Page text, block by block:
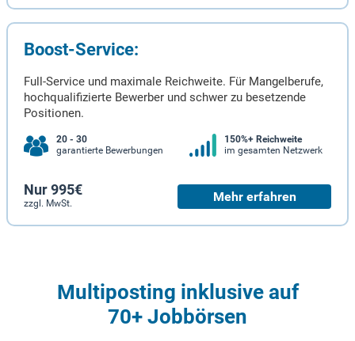
Boost-Service:
Full-Service und maximale Reichweite. Für Mangelberufe,
hochqualifizierte Bewerber und schwer zu besetzende
Positionen.
20 - 30
garantierte Bewerbungen
150%+ Reichweite
im gesamten Netzwerk
Nur 995€
zzgl. MwSt. Mehr erfahren
Multiposting inklusive auf
70+ Jobbörsen